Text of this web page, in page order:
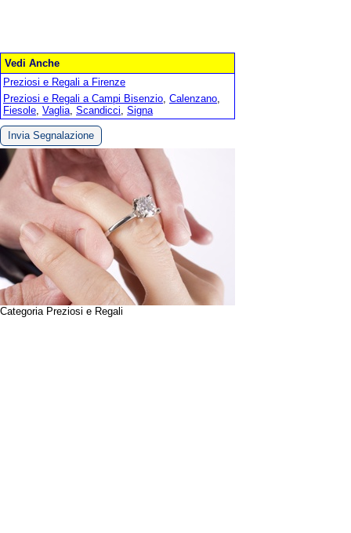
Vedi Anche
Preziosi e Regali a Firenze
Preziosi e Regali a Campi Bisenzio, Calenzano,
Fiesole, Vaglia, Scandicci, Signa
Invia Segnalazione
Categoria Preziosi e Regali